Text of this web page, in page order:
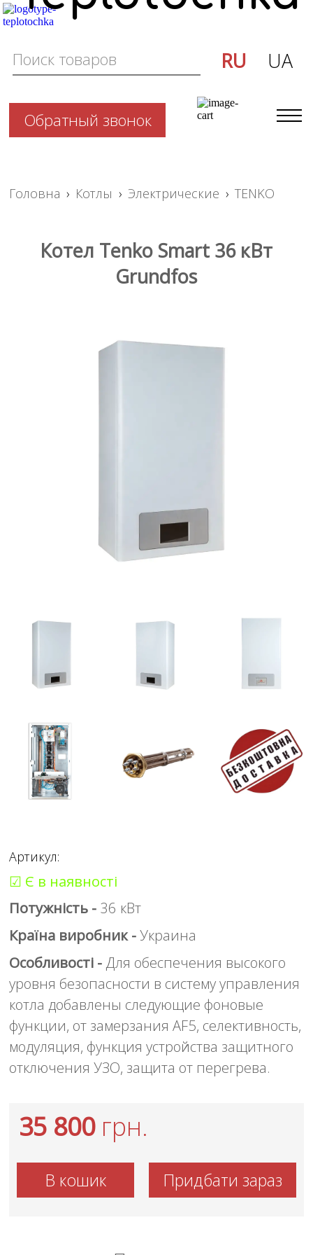
Обратный звонок
RU UA
Головна › Котлы › Электрические › TENKO
Котел Tenko Smart 36 кВт
Grundfos
Артикул:
☑ Є в наявності
Потужність - 36 кВт
Країна виробник -Украина
Особливості - Для обеспечения высокого
уровня безопасности в систему управления
котла добавлены следующие фоновые
функции, от замерзания AF5, селективность,
модуляция, функция устройства защитного
отключения УЗО, защита от перегрева.
35 800грн.
В кошик Придбати зараз